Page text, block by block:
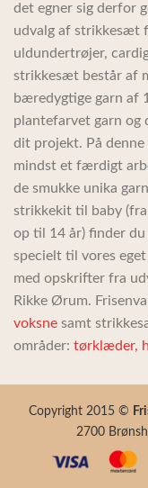
det egner sig derfor
udvalg af strikkesæt
uldundertrøjer,
strikkesæt består af
bæredygtige garn af
plantefarvet garn og
dit projekt. På
mindst et færdigt
de smukke unika
strikkekit til baby
op til 14 år) finder
specielt til vores
med opskrifter fra
Rikke Ørum.
voksne samt
områder: tørklæder,
Copyright 2015 ©
2700